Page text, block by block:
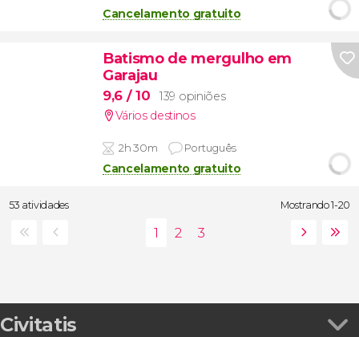
Cancelamento gratuito
Batismo de mergulho em
Garajau
9,6 / 10
139 opiniões
Vários destinos
2h 30m Português
Cancelamento gratuito
53 atividades Mostrando 1-20
Civitatis